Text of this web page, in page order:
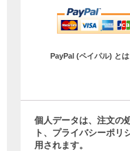
PayPal (ペイパル) とは
個人データは、注文の
ト、 プライバシーポリ
用されます。